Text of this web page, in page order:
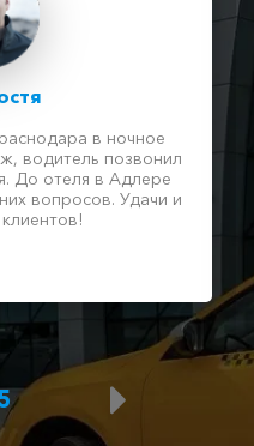
в ночное
водитель позвонил
До отеля в Адлере
вопросов. Удачи и